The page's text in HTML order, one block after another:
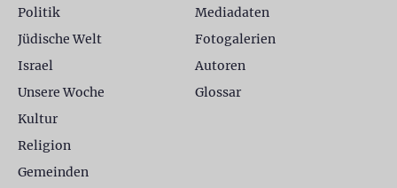
Politik
Jüdische Welt
Israel
Unsere Woche
Kultur
Religion
Gemeinden
Mediadaten
Fotogalerien
Autoren
Glossar